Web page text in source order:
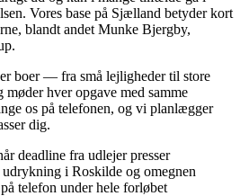
Vores base på Sjælland betyder kort
blandt andet Munke Bjergby,
boer — fra små lejligheder til store
hver opgave med samme
os på telefonen, og vi planlægger
dig.
deadline fra udlejer presser
i Roskilde og omegnen
telefon under hele forløbet